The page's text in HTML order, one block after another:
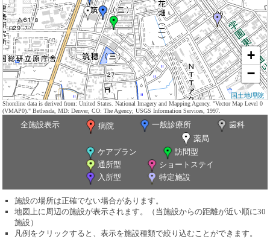
+
−
国土地理院
Shoreline data is derived from: United States. National Imagery and Mapping Agency. "Vector Map Level 0
(VMAP0)." Bethesda, MD: Denver, CO: The Agency; USGS Information Services, 1997.
全施設表示 病院 一般診療所
歯科
薬局
ケアプラン
訪問型
通所型
ショートステイ
入所型
特定施設
施設の場所は正確でない場合があります。
地図上に周辺の施設が表示されます。（当施設からの距離が近い順に30
施設）
凡例をクリックすると、表示を施設種類で絞り込むことができます。